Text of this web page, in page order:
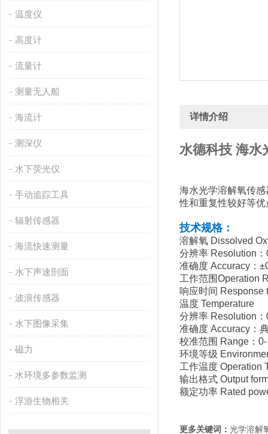
温度仪
高度计
流量计
测量无人船
海流计
测深仪
水下荧光仪
手动追踪工具
辐射传感器
海流快速测量
水下声速剖面
波浪传感器
水下图像采集
磁力
水环境多参数监测
浮游生物相关
详情介绍
水德科技 海水
海水光学溶解氧传
性和重复性较好等
技术规格：
溶解氧 Dissolved
分辨率 Resolution
准确度 Accuracy：
工作范围Operation
响应时间 Response
温度 Temperature
分辨率 Resolution
准确度 Accuracy：
校准范围 Range：
环境等级
工作温度 Operation
输出格式 Output
额定功率 Rated
更多关键词： 光学溶解